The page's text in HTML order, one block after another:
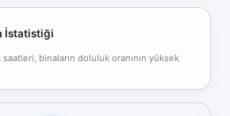
İstatistiği
binaların doluluk oranının yüksek